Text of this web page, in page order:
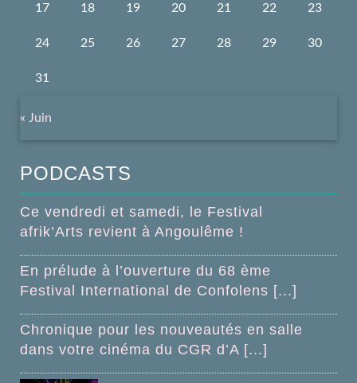
17 18 19 20 21 22 23
24 25 26 27 28 29 30
31
« Juin
PODCASTS
Ce vendredi et samedi, le Festival
afrik’Arts revient à Angoulême !
En prélude à l’ouverture du 68 ème
Festival International de Confolens [...]
Chronique pour les nouveautés en salle
dans votre cinéma du CGR d’A [...]